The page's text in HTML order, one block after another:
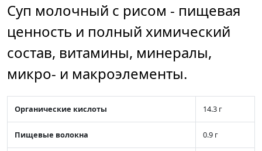
Суп молочный с рисом - пищевая
ценность и полный химический
состав, витамины, минералы,
микро- и макроэлементы.
Органические кислоты 14.3 г
Пищевые волокна 0.9 г